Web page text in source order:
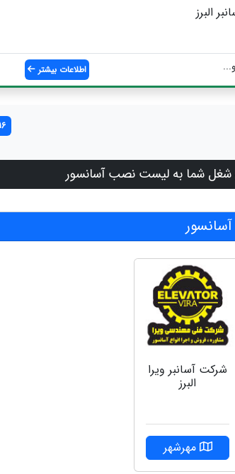
البرز
اطلاعات بیشتر
16 مورد
شغل شما به لیست نصب آسانسور
شركت آسانبر ويرا
البرز
مهرشهر